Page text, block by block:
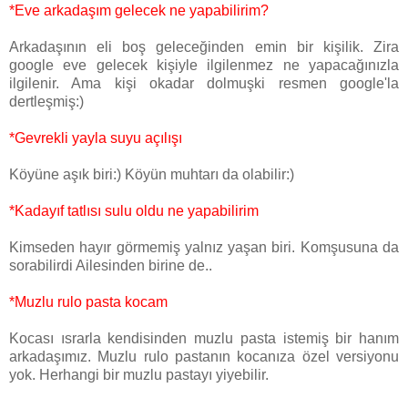
*Eve arkadaşım gelecek ne yapabilirim?
Arkadaşının eli boş geleceğinden emin bir kişilik. Zira
google eve gelecek kişiyle ilgilenmez ne yapacağınızla
ilgilenir. Ama kişi okadar dolmuşki resmen google'la
dertleşmiş:)
*Gevrekli yayla suyu açılışı
Köyüne aşık biri:) Köyün muhtarı da olabilir:)
*Kadayıf tatlısı sulu oldu ne yapabilirim
Kimseden hayır görmemiş yalnız yaşan biri. Komşusuna da
sorabilirdi Ailesinden birine de..
*Muzlu rulo pasta kocam
Kocası ısrarla kendisinden muzlu pasta istemiş bir hanım
arkadaşımız. Muzlu rulo pastanın kocanıza özel versiyonu
yok. Herhangi bir muzlu pastayı yiyebilir.